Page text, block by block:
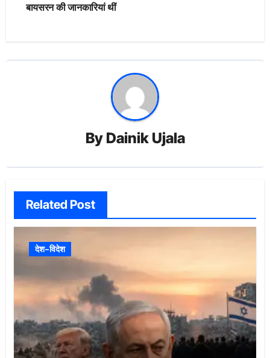
बायसरन की जानकारियां थीं
By Dainik Ujala
Related Post
देश-विदेश